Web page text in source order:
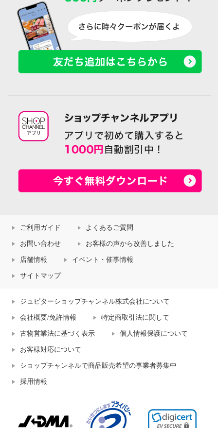
ご利用ガイド よくあるご質問
お問い合わせ お客様の声から改善しました
店舗情報 イベント・催事情報
サイトマップ
ジュピターショップチャンネル株式会社について
会社概要/免許情報 特定商取引法に関して
古物営業法に基づく表示 個人情報保護について
お客様対応について
ショップチャンネルで商品販売希望の事業者募集中
採用情報